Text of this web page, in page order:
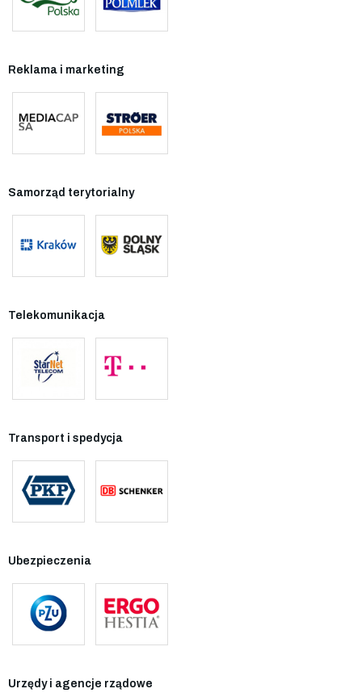
Reklama i marketing
Samorząd terytorialny
Telekomunikacja
Transport i spedycja
Ubezpieczenia
Urzędy i agencje rządowe